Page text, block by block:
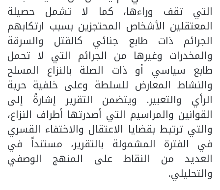
التي تقف وراءها، كما لا تشمل حصيلة
المعتقلين الأشخاص المحتجزين بسبب ارتكابهم
الجرائم ذات طابع جنائي كالقتل والسرقة
والمخدرات وغيرها من الجرائم التي لا تحمل
طابع سياسي أو ذات الصلة بالنزاع المسلح
والنشاط المعارض للسلطة وعلى خلفية حرية
الرأي والتعبير. ويتضمن التقرير إشارةً إلى
القوانين والمراسيم التي أصدرتها أطراف النزاع،
والتي ترتبط بقضايا الاعتقال والاختفاء القسري
في الفترة المشمولة بالتقرير، مستنداً في
العديد من النقاط على المنهج الوصفي
والتحليلي.